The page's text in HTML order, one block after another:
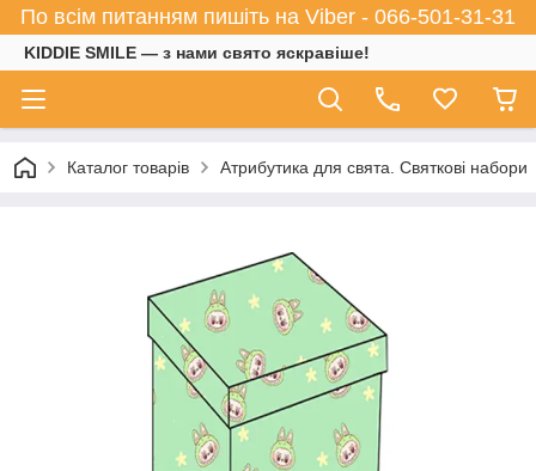
По всім питанням пишіть на Viber - 066-501-31-31
KIDDIE SMILE — з нами свято яскравіше!
Каталог товарів Атрибутика для свята. Святкові набори